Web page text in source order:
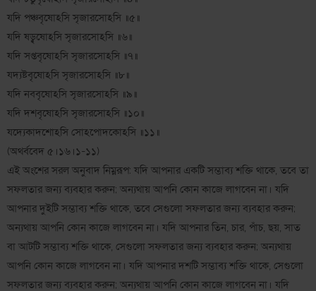
যদি পঞ্চবৃষোঽসি সৃজারসোঽসি ॥৫॥
যদি ষড্বৃষোঽসি সৃজারসোঽসি ॥৬॥
যদি সপ্তবৃষোঽসি সৃজারসোঽসি ॥৭॥
যদ্যষ্টবৃষোঽসি সৃজারসোঽসি ॥৮॥
যদি নববৃষোঽসি সৃজারসোঽসি ॥৯॥
যদি দশবৃষোঽসি সৃজারসোঽসি ॥১০॥
যদ্যেকাদশোঽসি সোঽপোদকোঽসি ॥১১॥
(অথর্ববেদ ৫।১৬।১-১১)
এই অংশের সরল অনুবাদ নিম্নরূপ: যদি আপনার একটি সম্ভাব্য শক্তি থাকে, তবে তা
সফলতার জন্য ব্যবহার করুন; অন্যথায় আপনি কোন কাজে লাগবেন না। যদি
আপনার দুইটি সম্ভাব্য শক্তি থাকে, তবে সেগুলো সফলতার জন্য ব্যবহার করুন;
অন্যথায় আপনি কোন কাজে লাগবেন না। যদি আপনার তিন, চার, পাঁচ, ছয়, সাত
বা আটটি সম্ভাব্য শক্তি থাকে, সেগুলো সফলতার জন্য ব্যবহার করুন; অন্যথায়
আপনি কোন কাজে লাগবেন না। যদি আপনার দশটি সম্ভাব্য শক্তি থাকে, সেগুলো
সফলতার জন্য ব্যবহার করুন; অন্যথায় আপনি কোন কাজে লাগবেন না। যদি